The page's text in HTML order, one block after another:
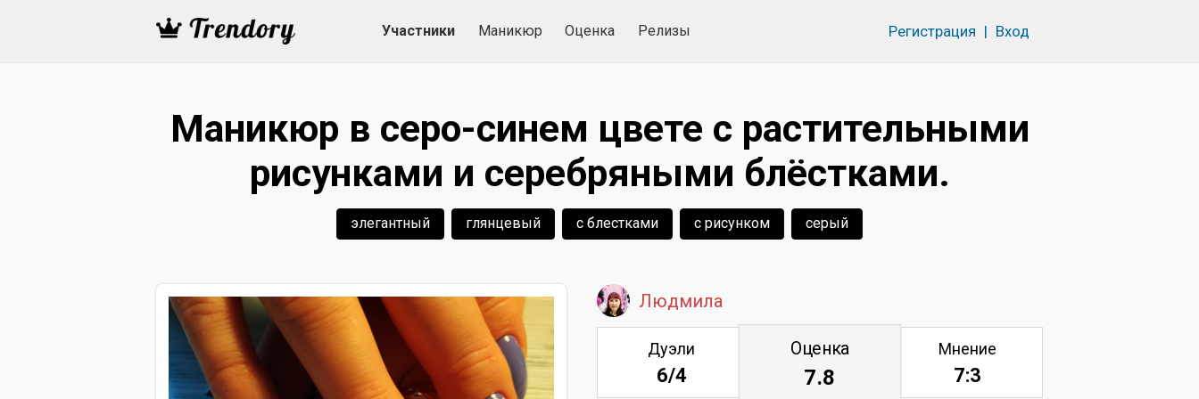
Участники Маникюр Оценка Релизы Регистрация | Вход
Маникюр в серо-синем цвете с растительными
рисунками и серебряными блёстками.
элегантный глянцевый с блестками с рисунком серый
Людмила
Дуэли
6/4
Оценка
7.8
Мнение
7:3